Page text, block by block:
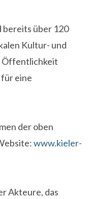
bereits über 120
Kultur- und
Öffentlichkeit
eine
der oben
www.kieler-
Akteure, das